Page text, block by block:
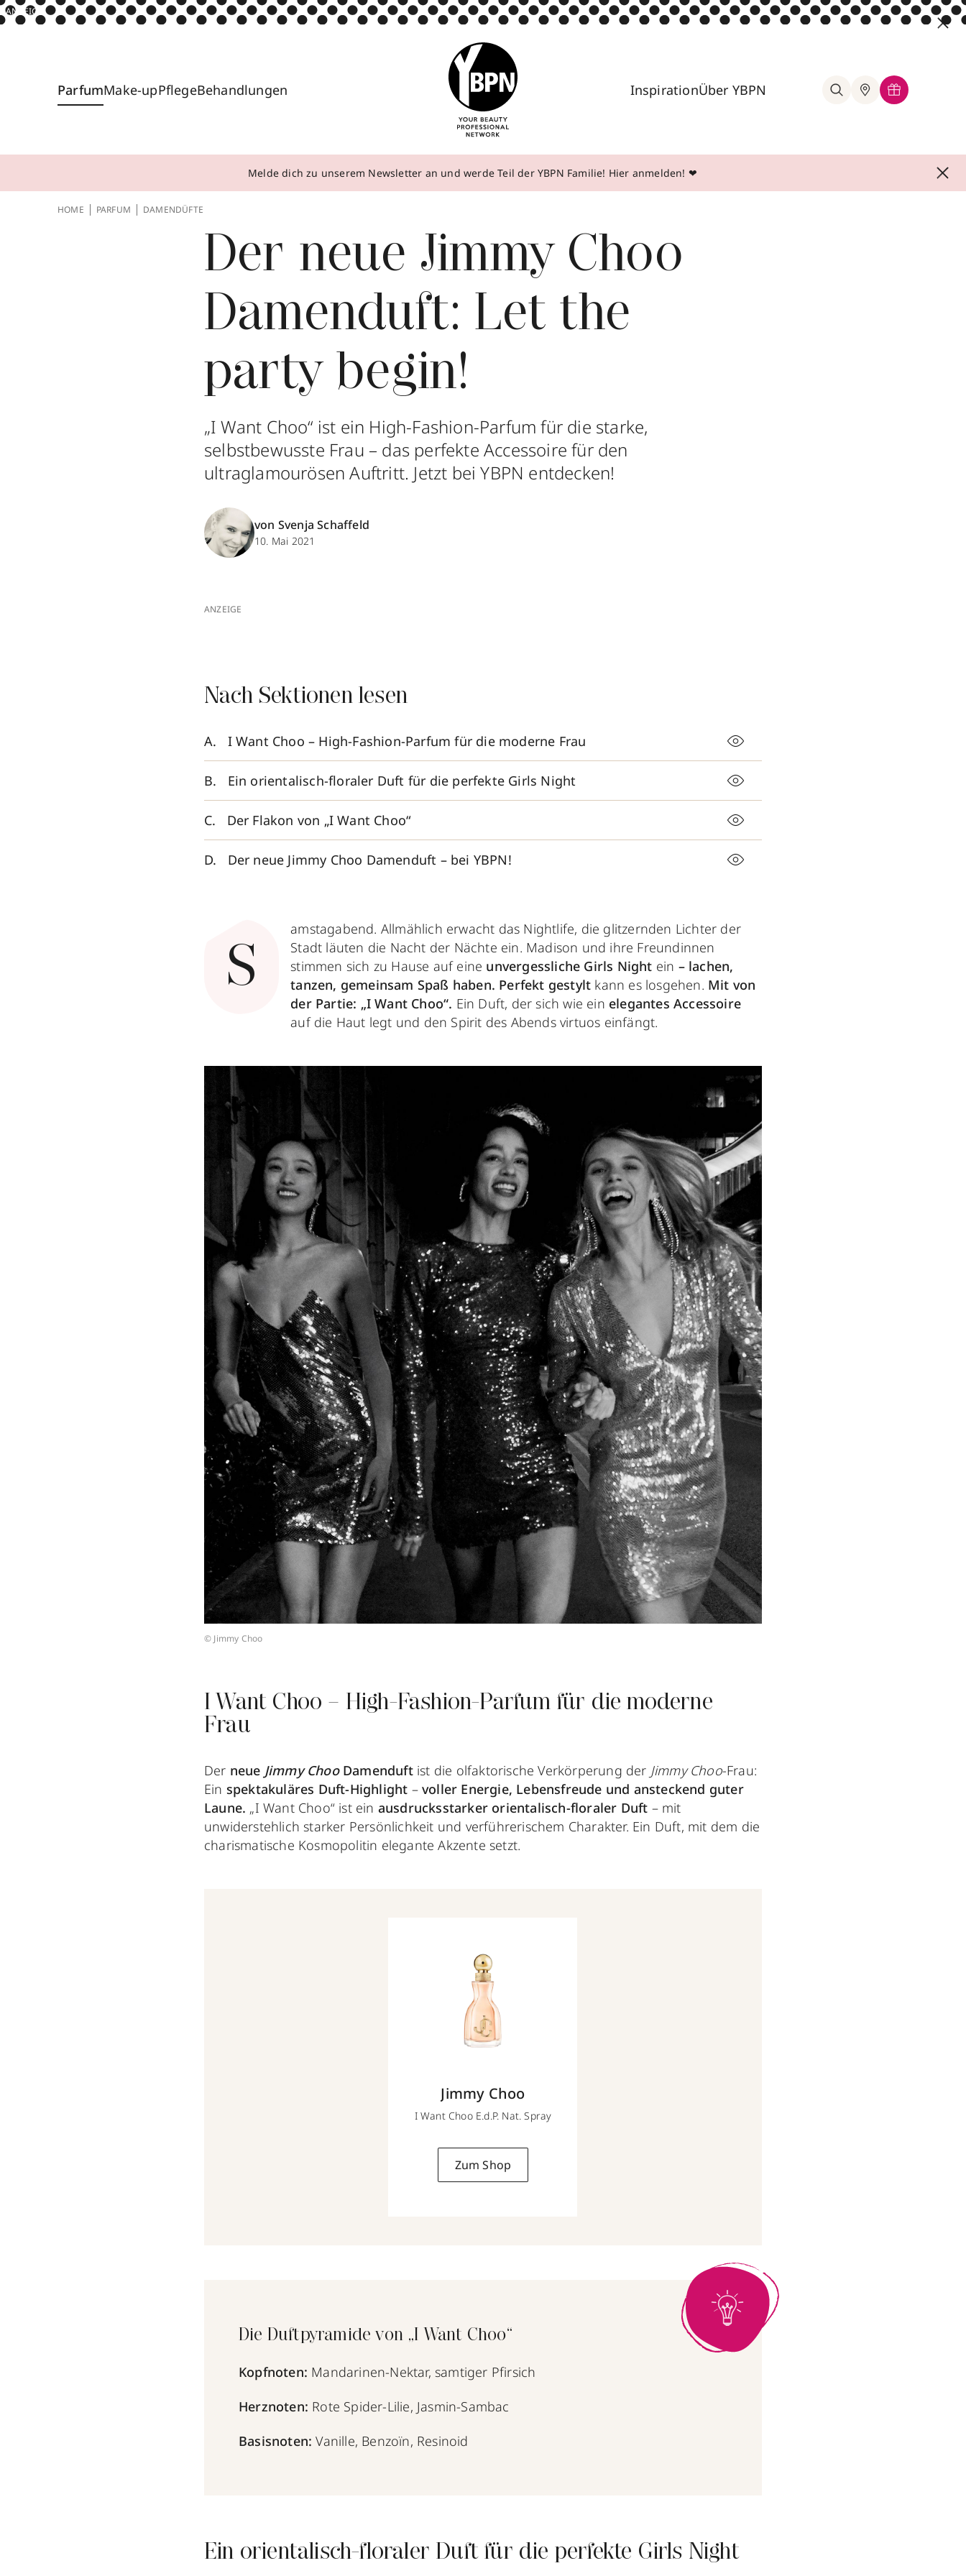
ANZEIGE
ParfumMake-upPflegeBehandlungen InspirationÜber YBPN
Melde dich zu unserem Newsletter an und werde Teil der YBPN Familie! Hier anmelden! ❤
HOME PARFUM DAMENDÜFTE
Der neue Jimmy Choo
Damenduft: Let the
party begin!
„I Want Choo“ ist ein High-Fashion-Parfum für die starke,
selbstbewusste Frau – das perfekte Accessoire für den
ultraglamourösen Auftritt. Jetzt bei YBPN entdecken!
von Svenja Schaffeld
10. Mai 2021
ANZEIGE
Nach Sektionen lesen
I Want Choo – High-Fashion-Parfum für die moderne Frau
Ein orientalisch-floraler Duft für die perfekte Girls Night
Der Flakon von „I Want Choo“
Der neue Jimmy Choo Damenduft – bei YBPN!
S
amstagabend. Allmählich erwacht das Nightlife, die glitzernden Lichter der
Stadt läuten die Nacht der Nächte ein. Madison und ihre Freundinnen
stimmen sich zu Hause auf eine unvergessliche Girls Night ein – lachen,
tanzen, gemeinsam Spaß haben. Perfekt gestylt kann es losgehen. Mit von
der Partie: „I Want Choo“. Ein Duft, der sich wie ein elegantes Accessoire
auf die Haut legt und den Spirit des Abends virtuos einfängt.
© Jimmy Choo
I Want Choo – High-Fashion-Parfum für die moderne
Frau
Der neue Jimmy ChooDamenduft ist die olfaktorische Verkörperung der Jimmy Choo-Frau:
Ein spektakuläres Duft-Highlight –voller Energie, Lebensfreude und ansteckend guter
Laune. „I Want Choo“ ist ein ausdrucksstarker orientalisch-floraler Duft – mit
unwiderstehlich starker Persönlichkeit und verführerischem Charakter. Ein Duft, mit dem die
charismatische Kosmopolitin elegante Akzente setzt.
Jimmy Choo
I Want Choo E.d.P. Nat. Spray
Zum Shop
Die Duftpyramide von „I Want Choo“
Kopfnoten: Mandarinen-Nektar, samtiger Pfirsich
Herznoten: Rote Spider-Lilie, Jasmin-Sambac
Basisnoten:Vanille, Benzoïn, Resinoid
Ein orientalisch-floraler Duft für die perfekte Girls Night